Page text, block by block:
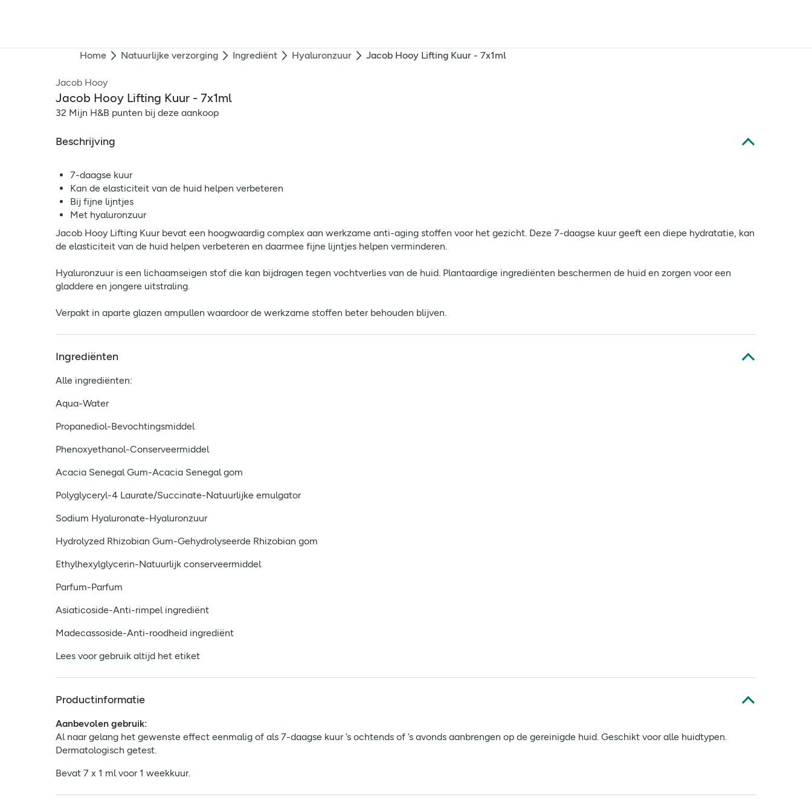
Home Natuurlijke verzorging Ingrediënt Hyaluronzuur Jacob Hooy Lifting Kuur - 7x1ml
Jacob Hooy
Jacob Hooy Lifting Kuur - 7x1ml
32 Mijn H&B punten bij deze aankoop
Beschrijving
7-daagse kuur
Kan de elasticiteit van de huid helpen verbeteren
Bij fijne lijntjes
Met hyaluronzuur
Jacob Hooy Lifting Kuur bevat een hoogwaardig complex aan werkzame anti-aging stoffen voor het gezicht. Deze 7-daagse kuur geeft een diepe hydratatie, kan
de elasticiteit van de huid helpen verbeteren en daarmee fijne lijntjes helpen verminderen.
Hyaluronzuur is een lichaamseigen stof die kan bijdragen tegen vochtverlies van de huid. Plantaardige ingrediënten beschermen de huid en zorgen voor een
gladdere en jongere uitstraling.
Verpakt in aparte glazen ampullen waardoor de werkzame stoffen beter behouden blijven.
Ingrediënten
Alle ingrediënten:
Aqua-Water
Propanediol-Bevochtingsmiddel
Phenoxyethanol-Conserveermiddel
Acacia Senegal Gum-Acacia Senegal gom
Polyglyceryl-4 Laurate/Succinate-Natuurlijke emulgator
Sodium Hyaluronate-Hyaluronzuur
Hydrolyzed Rhizobian Gum-Gehydrolyseerde Rhizobian gom
Ethylhexylglycerin-Natuurlijk conserveermiddel
Parfum-Parfum
Asiaticoside-Anti-rimpel ingrediënt
Madecassoside-Anti-roodheid ingrediënt
Lees voor gebruik altijd het etiket
Productinformatie
Aanbevolen gebruik:
Al naar gelang het gewenste effect eenmalig of als 7-daagse kuur ’s ochtends of ’s avonds aanbrengen op de gereinigde huid. Geschikt voor alle huidtypen.
Dermatologisch getest.
Bevat 7 x 1 ml voor 1 weekkuur.